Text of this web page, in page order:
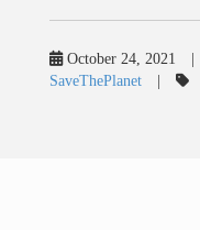
Akademik
Yayın
October 24, 2021
SaveThePlanet